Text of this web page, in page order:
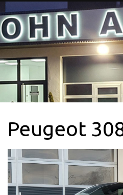
JOHN AUTO
NOS VÉHICULES
NOS UTILITAIRES
VÉHICULE 9PL.
LOCATION
CONTACTEZ-
NOUS + SERVICE
CARTE GRISE
Peugeot